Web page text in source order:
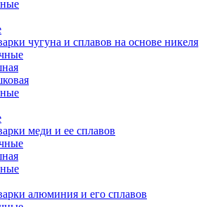
чугуна и сплавов на основе никеля
меди и ее сплавов
алюминия и его сплавов